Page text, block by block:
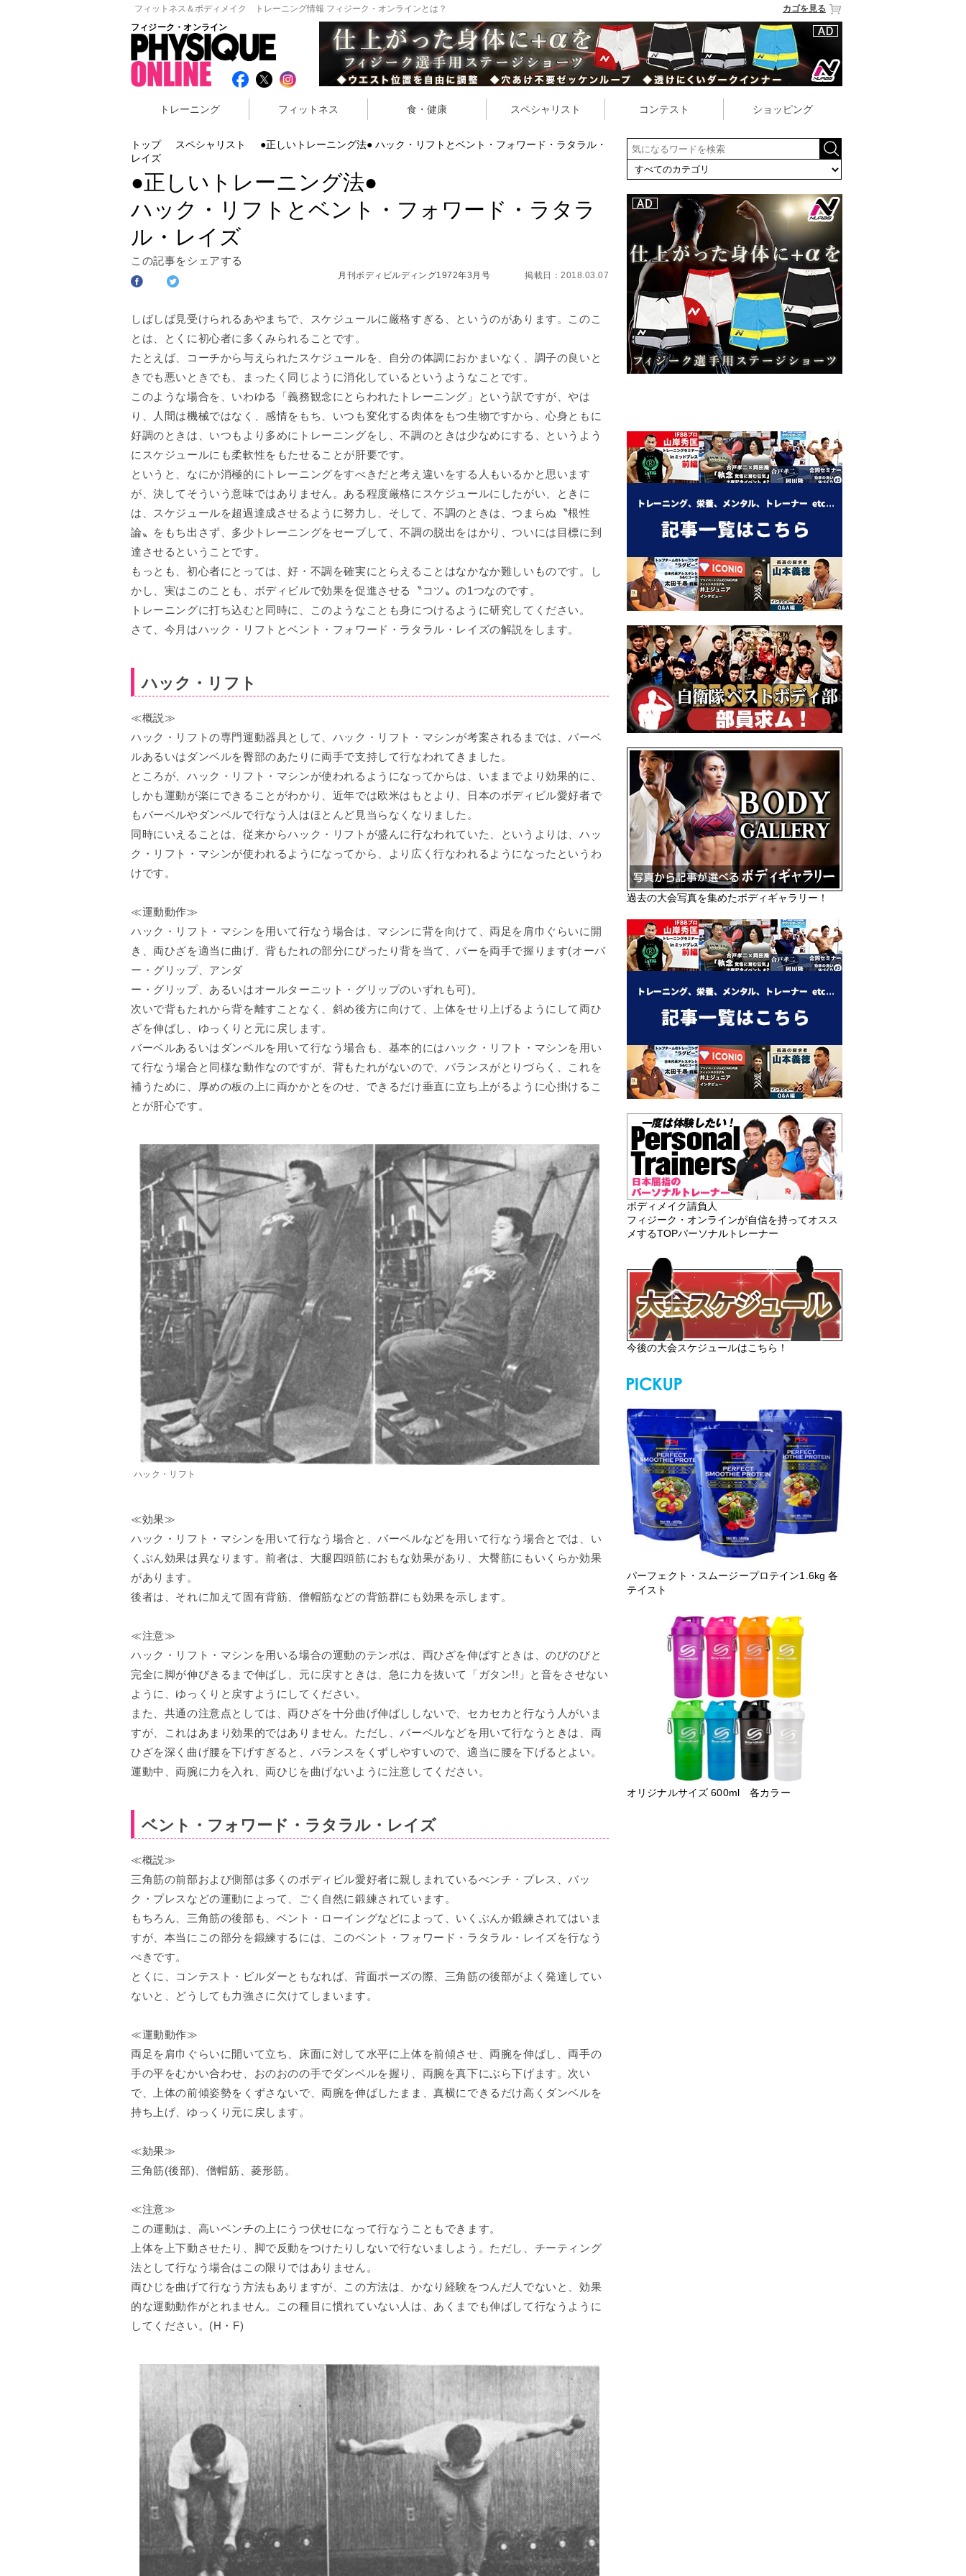
フィットネス＆ボディメイク トレーニング情報 フィジーク・オンラインとは？
カゴを見る
フィジーク・オンライン
トレーニング フィットネス 食・健康 スペシャリスト コンテスト ショッピング
過去の大会写真を集めたボディギャラリー！
ボディメイク請負人
フィジーク・オンラインが自信を持ってオスス
メするTOPパーソナルトレーナー
今後の大会スケジュールはこちら！
パーフェクト・スムージープロテイン1.6kg 各
テイスト
オリジナルサイズ 600ml 各カラー
トップ スペシャリスト
●正しいトレーニング法● ハック・リフトとベント・フォワード・ラタラル・
レイズ
●正しいトレーニング法●
ハック・リフトとベント・フォワード・ラタラ
ル・レイズ
この記事をシェアする
月刊ボディビルディング1972年3月号 掲載日：2018.03.07
しばしば見受けられるあやまちで、スケジュールに厳格すぎる、というのがあります。このこ
とは、とくに初心者に多くみられることです。
たとえば、コーチから与えられたスケジュールを、自分の体調におかまいなく、調子の良いと
きでも悪いときでも、まったく同じように消化しているというようなことです。
このような場合を、いわゆる「義務観念にとらわれたトレーニング」という訳ですが、やは
り、人間は機械ではなく、感情をもち、いつも変化する肉体をもつ生物ですから、心身ともに
好調のときは、いつもより多めにトレーニングをし、不調のときは少なめにする、というよう
にスケジュールにも柔軟性をもたせることが肝要です。
というと、なにか消極的にトレーニングをすべきだと考え違いをする人もいるかと思います
が、決してそういう意味ではありません。ある程度厳格にスケジュールにしたがい、ときに
は、スケジュールを超過達成させるように努力し、そして、不調のときは、つまらぬ〝根性
論〟をもち出さず、多少トレーニングをセーブして、不調の脱出をはかり、ついには目標に到
達させるということです。
もっとも、初心者にとっては、好・不調を確実にとらえることはなかなか難しいものです。し
かし、実はこのことも、ボディビルで効果を促進させる〝コツ〟の1つなのです。
トレーニングに打ち込むと同時に、このようなことも身につけるように研究してください。
さて、今月はハック・リフトとベント・フォワード・ラタラル・レイズの解説をします。
ハック・リフト
≪概説≫
ハック・リフトの専門運動器具として、ハック・リフト・マシンが考案されるまでは、バーベ
ルあるいはダンベルを臀部のあたりに両手で支持して行なわれてきました。
ところが、ハック・リフト・マシンが使われるようになってからは、いままでより効果的に、
しかも運動が楽にできることがわかり、近年では欧米はもとより、日本のボディビル愛好者で
もバーベルやダンベルで行なう人はほとんど見当らなくなりました。
同時にいえることは、従来からハック・リフトが盛んに行なわれていた、というよりは、ハッ
ク・リフト・マシンが使われるようになってから、より広く行なわれるようになったというわ
けです。
≪運動動作≫
ハック・リフト・マシンを用いて行なう場合は、マシンに背を向けて、両足を肩巾ぐらいに開
き、両ひざを適当に曲げ、背もたれの部分にぴったり背を当て、バーを両手で握ります(オーバ
ー・グリップ、アンダ
ー・グリップ、あるいはオールターニット・グリップのいずれも可)。
次いで背もたれから背を離すことなく、斜め後方に向けて、上体をせり上げるようにして両ひ
ざを伸ばし、ゆっくりと元に戻します。
バーベルあるいはダンベルを用いて行なう場合も、基本的にはハック・リフト・マシンを用い
て行なう場合と同様な動作なのですが、背もたれがないので、バランスがとりづらく、これを
補うために、厚めの板の上に両かかとをのせ、できるだけ垂直に立ち上がるように心掛けるこ
とが肝心です。
ハック・リフト
≪効果≫
ハック・リフト・マシンを用いて行なう場合と、バーベルなどを用いて行なう場合とでは、い
くぶん効果は異なります。前者は、大腿四頭筋におもな効果があり、大臀筋にもいくらか効果
があります。
後者は、それに加えて固有背筋、僧帽筋などの背筋群にも効果を示します。
≪注意≫
ハック・リフト・マシンを用いる場合の運動のテンポは、両ひざを伸ばすときは、のびのびと
完全に脚が伸びきるまで伸ばし、元に戻すときは、急に力を抜いて「ガタン!!」と音をさせない
ように、ゆっくりと戻すようにしてください。
また、共通の注意点としては、両ひざを十分曲げ伸ばししないで、セカセカと行なう人がいま
すが、これはあまり効果的ではありません。ただし、バーベルなどを用いて行なうときは、両
ひざを深く曲げ腰を下げすぎると、バランスをくずしやすいので、適当に腰を下げるとよい。
運動中、両腕に力を入れ、両ひじを曲げないように注意してください。
ベント・フォワード・ラタラル・レイズ
≪概説≫
三角筋の前部および側部は多くのボディビル愛好者に親しまれているべンチ・プレス、バッ
ク・プレスなどの運動によって、ごく自然に鍛練されています。
もちろん、三角筋の後部も、ベント・ローイングなどによって、いくぶんか鍛練されてはいま
すが、本当にこの部分を鍛練するには、このベント・フォワード・ラタラル・レイズを行なう
べきです。
とくに、コンテスト・ビルダーともなれば、背面ポーズの際、三角筋の後部がよく発達してい
ないと、どうしても力強さに欠けてしまいます。
≪運動動作≫
両足を肩巾ぐらいに開いて立ち、床面に対して水平に上体を前傾させ、両腕を伸ばし、両手の
手の平をむかい合わせ、おのおのの手でダンベルを握り、両腕を真下にぶら下げます。次い
で、上体の前傾姿勢をくずさないで、両腕を伸ばしたまま、真横にできるだけ高くダンベルを
持ち上げ、ゆっくり元に戻します。
≪劾果≫
三角筋(後部)、僧帽筋、菱形筋。
≪注意≫
この運動は、高いベンチの上にうつ伏せになって行なうこともできます。
上体を上下動させたり、脚で反動をつけたりしないで行ないましよう。ただし、チーティング
法として行なう場合はこの限りではありません。
両ひじを曲げて行なう方法もありますが、この方法は、かなり経験をつんだ人でないと、効果
的な運動動作がとれません。この種目に慣れていない人は、あくまでも伸ばして行なうように
してください。(H・F)